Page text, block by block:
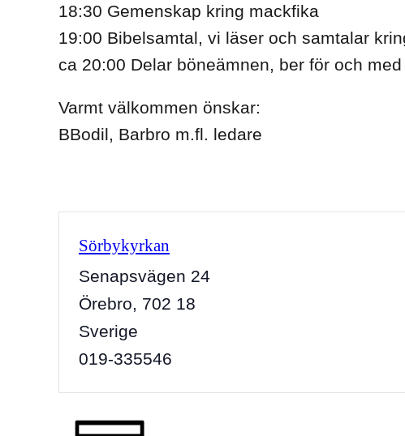
18:30 Gemenskap kring mackfika
19:00 Bibelsamtal, vi läser och samtalar
ca 20:00 Delar böneämnen, ber för och
Varmt välkommen önskar:
BBodil, Barbro m.fl. ledare
Sörbykyrkan
Senapsvägen 24
Örebro, 702 18
Sverige
019-335546